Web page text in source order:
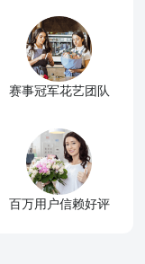
赛事冠军花艺团队
百万用户信赖好评